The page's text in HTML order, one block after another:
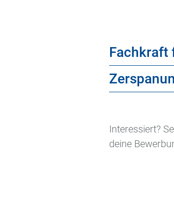
Fachkraft
Interessiert?
deine